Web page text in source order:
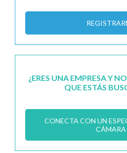
¿ERES UNA EMPRESA Y
QUE ESTÁS
CONECTA CON UN
CÁMARA